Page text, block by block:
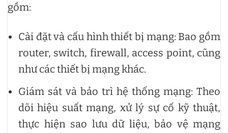
gồm:
Cài đặt và cấu hình thiết bị mạng: Bao gồm
router, switch, firewall, access point, cũng
như các thiết bị mạng khác.
Giám sát và bảo trì hệ thống mạng: Theo
dõi hiệu suất mạng, xử lý sự cố kỹ thuật,
thực hiện sao lưu dữ liệu, bảo vệ mạng